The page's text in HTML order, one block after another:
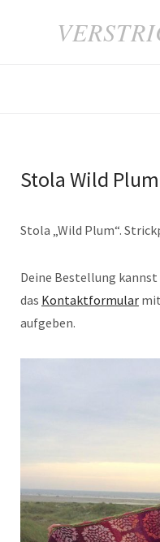
Stola Wild Plum
Stola „Wild Plum“.
Deine Bestellung kannst
das Kontaktformular
aufgeben.